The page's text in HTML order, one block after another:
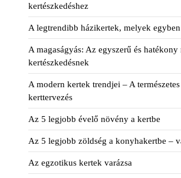
kertészkedéshez
A legtrendibb házikertek, melyek
A magaságyás: Az egyszerű és hatékony
kertészkedésnek
A modern kertek trendjei – A
kerttervezés
Az 5 legjobb évelő növény a kertbe
Az 5 legjobb zöldség a konyhakertbe –
Az egzotikus kertek varázsa